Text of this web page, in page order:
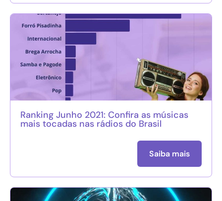
Ranking Junho 2021: Confira as músicas
mais tocadas nas rádios do Brasil
Saiba mais